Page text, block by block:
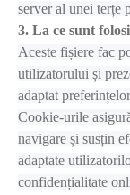
server al unei terțe
3. La ce sunt
Aceste fișiere fac
utilizatorului și
adaptat
Cookie-urile
navigare și susțin
adaptate
confidențialitate